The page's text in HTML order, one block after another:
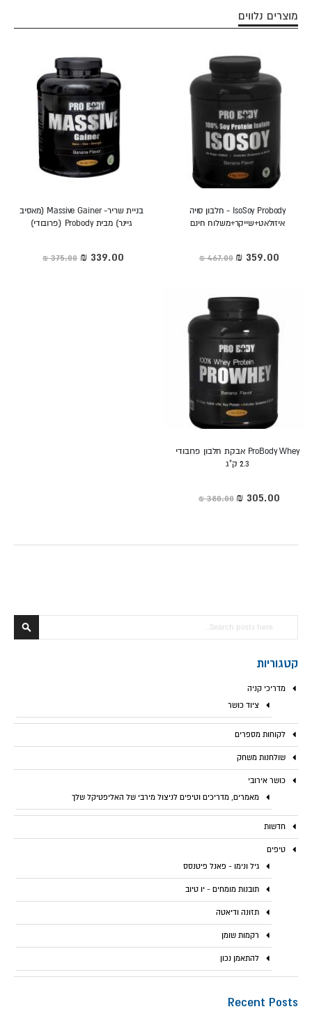
מוצרים נלווים
IsoSoy Probody - חלבון סויה
איזולאט+שייקר+משלוח חינם
‏467.00 ₪ מחיר
מיוחד
בניית שריר- Massive Gainer (מאסיב
גיינר) מבית Probody (פרובודי)
מחיר
מיוחד
ProBody Whey אבקת חלבון פרובודי
2.3 ק"ג
‏380.00 ₪ מחיר
מיוחד
קטגוריות
מדריכי קניה
ציוד כושר
לקוחות מספרים
שולחנות משחק
כושר אירובי
מאמרים, מדריכים וטיפים לניצול מירבי של האליפטיקל שלך
חדשות
טיפים
גיל ונימו - פאנל פיטנסס
תובנות מומחים - יו טיוב
תזונה ודיאטה
רקמות שומן
להתאמן נכון
Recent Posts